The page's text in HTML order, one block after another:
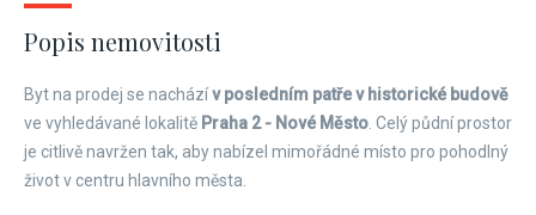
Popis nemovitosti
Byt na prodej se nacházív posledním patře v historické budově
ve vyhledávané lokalitě Praha 2 - Nové Město . Celý půdní prostor
je citlivě navržen tak, aby nabízel mimořádné místo pro pohodlný
život v centru hlavního města.